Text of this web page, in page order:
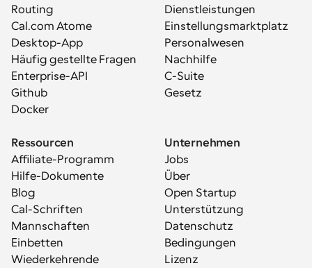
Routing
Cal.com Atome
Desktop-App
Häufig gestellte Fragen
Enterprise-API
Github
Docker
Dienstleistungen
Einstellungsmarktplatz
Personalwesen
Nachhilfe
C-Suite
Gesetz
Ressourcen
Affiliate-Programm
Hilfe-Dokumente
Blog
Cal-Schriften
Mannschaften
Einbetten
Wiederkehrende
Unternehmen
Jobs
Über
Open Startup
Unterstützung
Datenschutz
Bedingungen
Lizenz